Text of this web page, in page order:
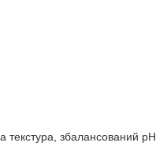
збалансований pH.